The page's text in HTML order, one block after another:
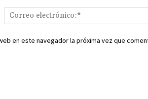
en este navegador la próxima vez que